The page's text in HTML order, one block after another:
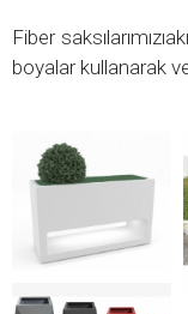
Fiber
boyalar kullanarak